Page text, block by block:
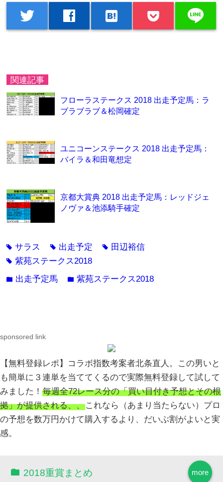
twitter facebook hatenabookmark line
関連記事
フローラステークス 2018 出走予定馬：ラ
ブラブラブ＆松岡確定
ユニコーンステークス 2018 出走予定馬：
バイラ＆和田竜想定
京都大賞典 2018 出走予定馬：レッドジェ
ノヴァ＆池添騎手確定
tagサラス tag 出走予定 tag 田辺裕信
tag紫苑ステークス2018
folder 出走予定馬 folder紫苑ステークス2018
sponsored link
【無料登録レポ】コラボ指数考案者北条直人。この男いと
も簡単に３連単を当ててくるので実際無料登録して試して
みました！ 毎週全72レース分の「買い目付き予想とその根
拠」が提供される、、これなら（あまり当たらない）プロ
の予想を数万円かけて購入するより、だいぶ割がよいと実
感。
more
2018重賞まとめ